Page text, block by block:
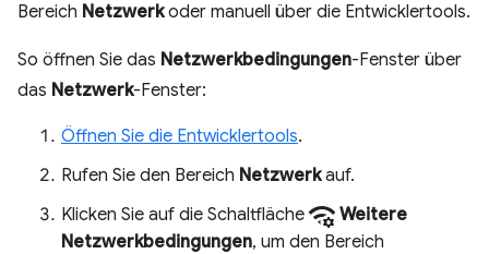
Bereich Netzwerkoder manuell über die Entwicklertools.
So öffnen Sie das Netzwerkbedingungen-Fenster über
das Netzwerk-Fenster:
Öffnen Sie die Entwicklertools.
Rufen Sie den Bereich Netzwerkauf.
Klicken Sie auf die Schaltflächenetwork_manage Weitere
Netzwerkbedingungen, um den Bereich